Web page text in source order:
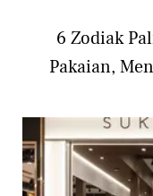
6 Zodiak
Pakaian,